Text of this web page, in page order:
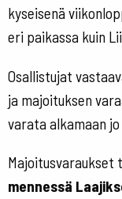
kyseisenä
eri paikassa kuin
Osallistujat
ja majoituksen
varata alkamaan
Majoitusvaraukset
mennessä